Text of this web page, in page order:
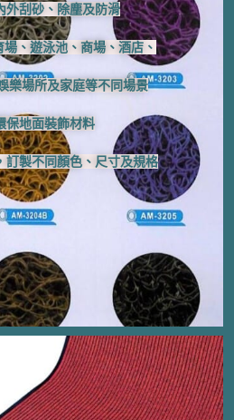
外刮砂、 除塵及防滑
場、遊泳池、商場、酒店、
樂場所及家庭等不同場景
保地面裝飾材料
訂製不同顏色、 尺寸及規格